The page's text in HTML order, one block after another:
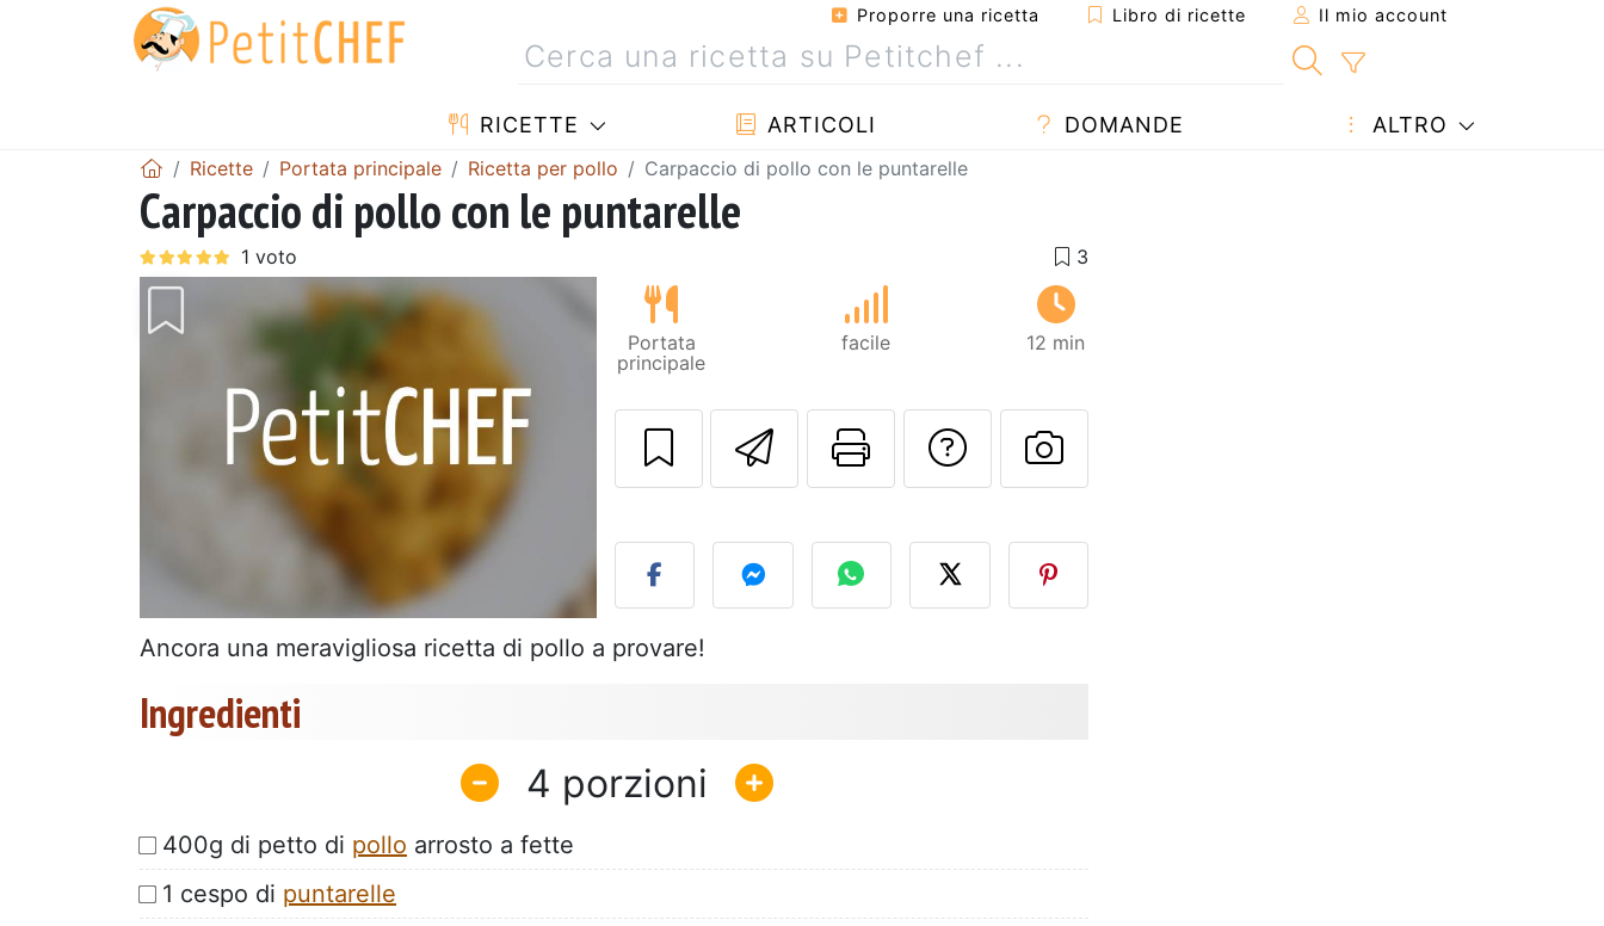
Proporre una ricetta Libro di ricette Il mio account
RICETTE ARTICOLI DOMANDE ALTRO
Ricette Portata principale Ricetta per pollo Carpaccio di pollo con le puntarelle
Carpaccio di pollo con le puntarelle
Portata
principale
facile 12 min
Invia questa ricetta ad un amico
Stampa la ricetta
Contatta l'autore della Ricetta
Pubblica la foto di questa
Ancora una meravigliosa ricetta di pollo a provare!
Ingredienti
4
400g di petto di pollo arrosto a fette
1 cespo di puntarelle